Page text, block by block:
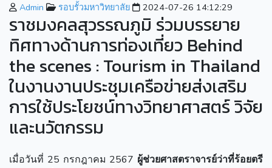
Admin รอบรั้วมหาวิทยาลัย 2024-07-26 14:12:29
ราชมงคลสุวรรณภูมิ ร่วมบรรยาย
ทิศทางด้านการท่องเที่ยว Behind
the scenes : Tourism in Thailand
ในงานงานประชุมเครือข่ายส่งเสริม
การใช้ประโยชน์ทางวิทยาศาสตร์ วิจัย
และนวัตกรรม
เมื่อวันที่ 25 กรกฎาคม 2567 ผู้ช่วยศาสตราจารย์ว่าที่ร้อยตรี